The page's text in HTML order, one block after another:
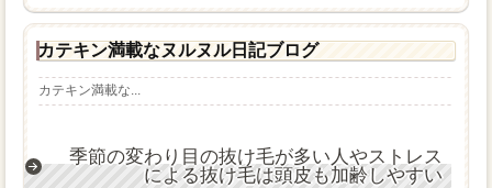
カテキン満載なヌルヌル日記ブログ
カテキン満載な...
季節の変わり目の抜け毛が多い人やストレス
による抜け毛は頭皮も加齢しやすい